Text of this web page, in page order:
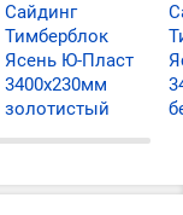
Сайдинг
Тимберблок
Ясень Ю-Пласт
3400х230мм
золотистый